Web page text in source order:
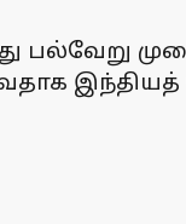
பல்வேறு